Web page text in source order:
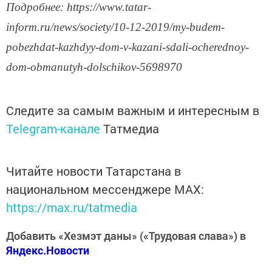
Подробнее: https://www.tatar-
inform.ru/news/society/10-12-2019/my-budem-
pobezhdat-kazhdyy-dom-v-kazani-sdali-ocherednoy-
dom-obmanutyh-dolschikov-5698970
Следите за самым важным и интересным в
Telegram-канале Татмедиа
Читайте новости Татарстана в
национальном мессенджере MАХ:
https://max.ru/tatmedia
Добавить «Хезмэт даны» («Трудовая слава») в
Яндекс.Новости